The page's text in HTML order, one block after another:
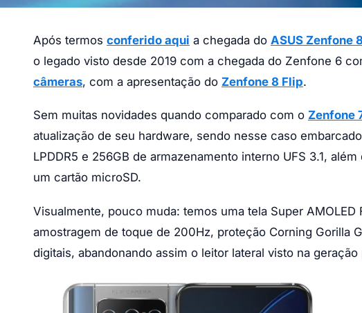
Após termos conferido aqui a chegada do ASUS Zenfone
o legado visto desde 2019 com a chegada do Zenfone 6
câmeras, com a apresentação do Zenfone 8 Flip.
Sem muitas novidades quando comparado com o Zenfone
atualização de seu hardware, sendo nesse caso
LPDDR5 e 256GB de armazenamento interno UFS 3.1,
um cartão microSD.
Visualmente, pouco muda: temos uma tela Super
amostragem de toque de 200Hz, proteção Corning Gorilla
digitais, abandonando assim o leitor lateral visto na geração